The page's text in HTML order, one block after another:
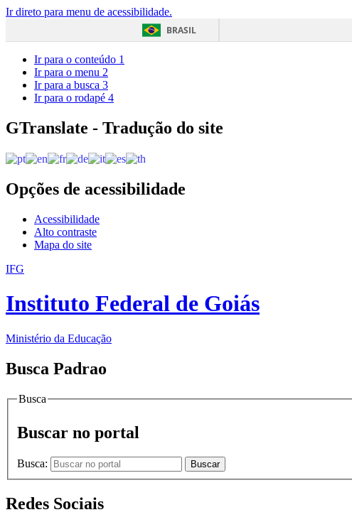
Ir direto para menu de acessibilidade.
BRASIL
Ir para o conteúdo 1
Ir para o menu 2
Ir para a busca 3
Ir para o rodapé 4
GTranslate - Tradução do site
Opções de acessibilidade
Acessibilidade
Alto contraste
Mapa do site
IFG
Instituto Federal de Goiás
Ministério da Educação
Busca Padrao
Busca
Buscar no portal
Busca: Buscar
Redes Sociais